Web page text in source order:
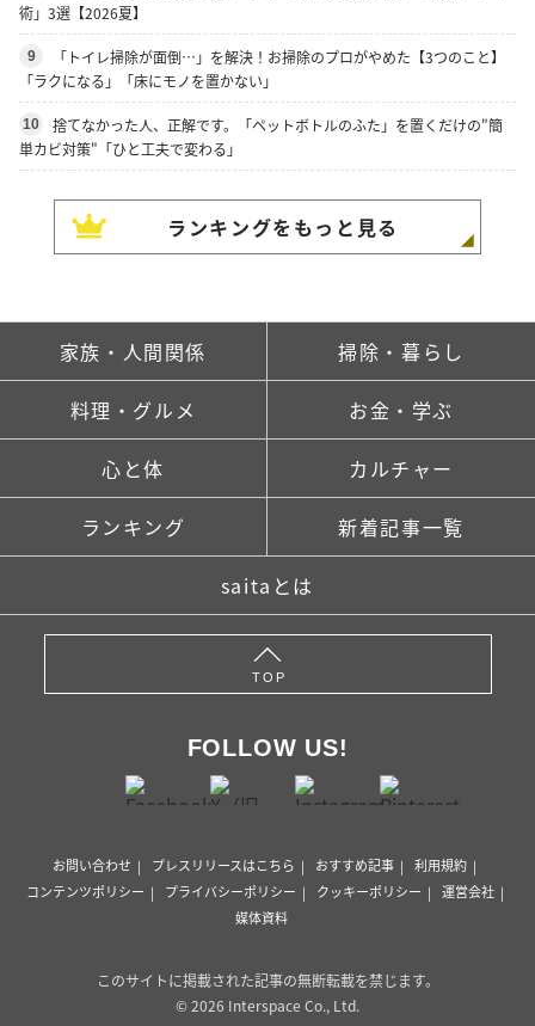
術」3選【2026夏】
9
「トイレ掃除が面倒…」を解決！お掃除のプロがやめた【3つのこと】
「ラクになる」「床にモノを置かない」
10
捨てなかった人、正解です。「ペットボトルのふた」を置くだけの"簡
単カビ対策"「ひと工夫で変わる」
ランキングをもっと見る
家族・人間関係 掃除・暮らし
料理・グルメ お金・学ぶ
心と体 カルチャー
ランキング 新着記事一覧
saitaとは
TOP
FOLLOW US!
お問い合わせ プレスリリースはこちら おすすめ記事
利用規約
コンテンツポリシー
プライバシーポリシー クッキーポリシー
運営会社
媒体資料
このサイトに掲載された記事の無断転載を禁じます。
© 2026 Interspace Co., Ltd.